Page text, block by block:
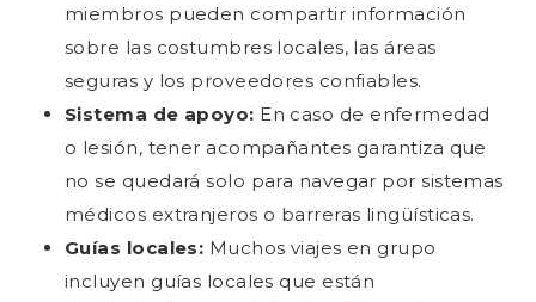
miembros pueden compartir información
sobre las costumbres locales, las áreas
seguras y los proveedores confiables.
Sistema de apoyo: En caso de enfermedad
o lesión, tener acompañantes garantiza que
no se quedará solo para navegar por sistemas
médicos extranjeros o barreras lingüísticas.
Guías locales: Muchos viajes en grupo
incluyen guías locales que están